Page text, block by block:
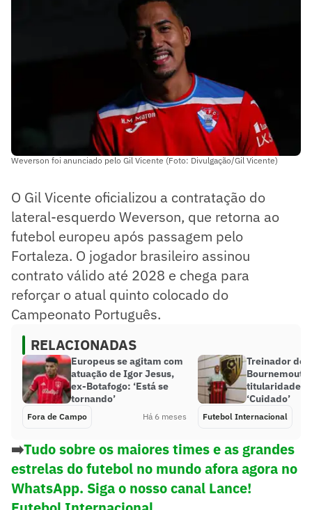
Weverson foi anunciado pelo Gil Vicente (Foto: Divulgação/Gil Vicente)
O Gil Vicente oficializou a contratação do
lateral-esquerdo Weverson, que retorna ao
futebol europeu após passagem pelo
Fortaleza. O jogador brasileiro assinou
contrato válido até 2028 e chega para
reforçar o atual quinto colocado do
Campeonato Português.
RELACIONADAS
Europeus se agitam com
atuação de Igor Jesus,
ex-Botafogo: ‘Está se
tornando’
Fora de Campo Há 6 meses
Treinador do
Bournemouth
titularidade
‘Cuidado’
Futebol Internacional
➡️Tudo sobre os maiores times e as grandes
estrelas do futebol no mundo afora agora no
WhatsApp. Siga o nosso canal Lance!